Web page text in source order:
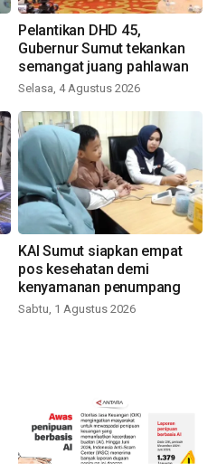
Pelantikan DHD 45,
Gubernur Sumut tekankan
semangat juang pahlawan
Selasa, 4 Agustus 2026
KAI Sumut siapkan empat
pos kesehatan demi
kenyamanan penumpang
Sabtu, 1 Agustus 2026